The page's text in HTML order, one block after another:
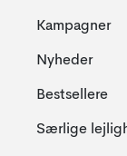
Kampagner
Nyheder
Bestsellere
Særlige